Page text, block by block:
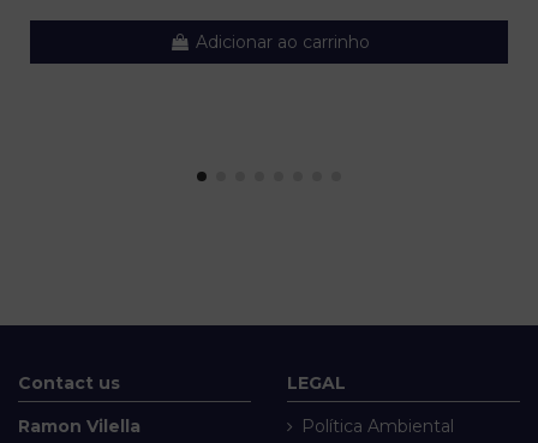
Adicionar ao carrinho
Contact us
Ramon Vilella
LEGAL
Política Ambiental